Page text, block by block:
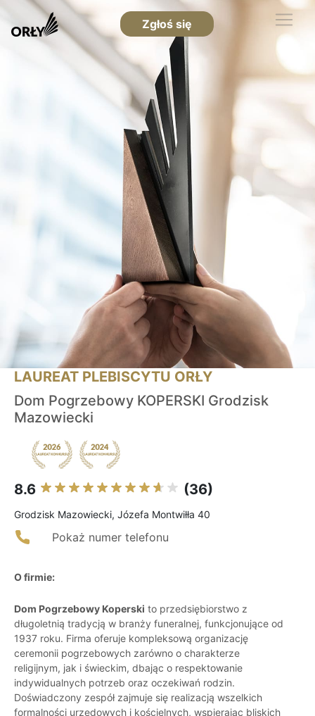
Zgłoś się
LAUREAT PLEBISCYTU ORŁY
Dom Pogrzebowy KOPERSKI Grodzisk
Mazowiecki
8.6 (36)
Grodzisk Mazowiecki, Józefa Montwiłła 40
Pokaż numer telefonu
O firmie:
Dom Pogrzebowy Koperski to przedsiębiorstwo z
długoletnią tradycją w branży funeralnej, funkcjonujące od
1937 roku. Firma oferuje kompleksową organizację
ceremonii pogrzebowych zarówno o charakterze
religijnym, jak i świeckim, dbając o respektowanie
indywidualnych potrzeb oraz oczekiwań rodzin.
Doświadczony zespół zajmuje się realizacją wszelkich
formalności urzędowych i kościelnych, wspierając bliskich